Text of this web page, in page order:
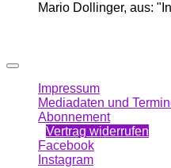
Mario Dollinger, aus:
Impressum
Mediadaten und
Abonnement
Vertrag widerrufen
Facebook
Instagram